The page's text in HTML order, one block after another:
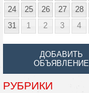
24
25 26 27 28
31
1 2 3 4
ДОБАВИТЬ
ОБЪЯВЛЕНИЕ
РУБРИКИ